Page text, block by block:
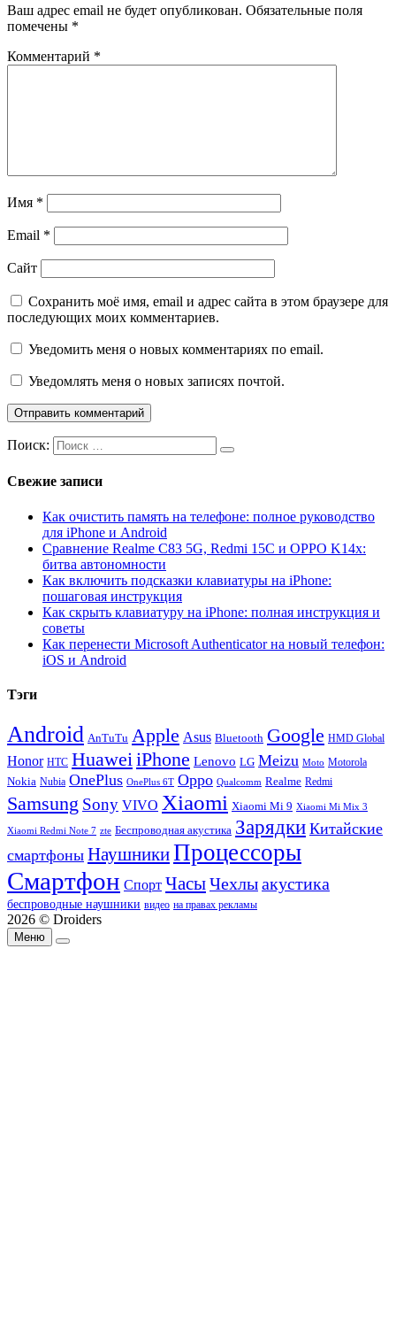
Ваш адрес email не будет опубликован. Обязательные поля
помечены *
Комментарий *
Имя *
Email *
Сайт
Сохранить моё имя, email и адрес сайта в этом браузере для
последующих моих комментариев.
Уведомить меня о новых комментариях по email.
Уведомлять меня о новых записях почтой.
Поиск:
Свежие записи
Как очистить память на телефоне: полное руководство
для iPhone и Android
Сравнение Realme C83 5G, Redmi 15C и OPPO K14x:
битва автономности
Как включить подсказки клавиатуры на iPhone:
пошаговая инструкция
Как скрыть клавиатуру на iPhone: полная инструкция и
советы
Как перенести Microsoft Authenticator на новый телефон:
iOS и Android
Тэги
Android AnTuTu Apple Asus Bluetooth Google HMD Global
Honor HTC HuaweiiPhone Lenovo LG Meizu Moto Motorola
Nokia Nubia OnePlus OnePlus 6T Oppo Qualcomm Realme Redmi
Samsung Sony VIVO Xiaomi Xiaomi Mi 9 Xiaomi Mi Mix 3
Xiaomi Redmi Note 7 zte Беспроводная акустика Зарядки Китайские
смартфоны НаушникиПроцессоры
Смартфон Спорт ЧасыЧехлыакустика
беспроводные наушники видео на правах рекламы
2026 © Droiders
Меню